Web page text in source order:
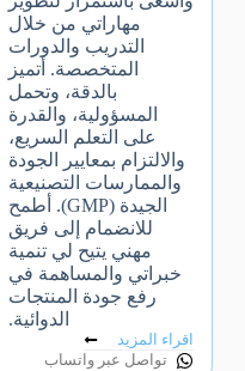
مهاراتي من خلال
التدريب والدورات
المتخصصة. أتميز
بالدقة، وتحمل
المسؤولية، والقدرة
على التعلم السريع،
والالتزام بمعايير الجودة
والممارسات التصنيعية
الجيدة (GMP). أطمح
للانضمام إلى فريق
مهني يتيح لي تنمية
خبراتي والمساهمة في
رفع جودة المنتجات
الدوائية.
اقراء المزيد
تواصل عبر واتساب